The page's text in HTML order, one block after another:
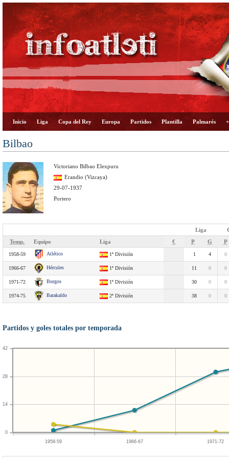
Inicio Liga Copa del Rey Europa Partidos Plantilla Palmarés
Bilbao
Victoriano Bilbao Elexpuru
Erandio (Vizcaya)
29-07-1937
Portero
Liga
Temp.
Equipo Liga € P G P
1958-59 Atlético 1ª División 1 4 0
1966-67 Hércules 1ª División 11 0 0
1971-72 Burgos 1ª División 30 0 0
1974-75 Barakaldo 2ª División 38 0 0
Partidos y goles totales por temporada
1958-59 1966-67 1971-72
0
14
28
42